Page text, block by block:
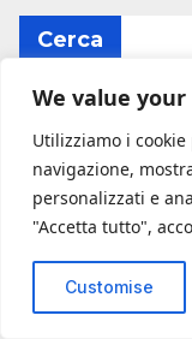
We value
Utilizziamo i
navigazione,
personalizzati e
"Accetta tutto",
Customise
Cerca